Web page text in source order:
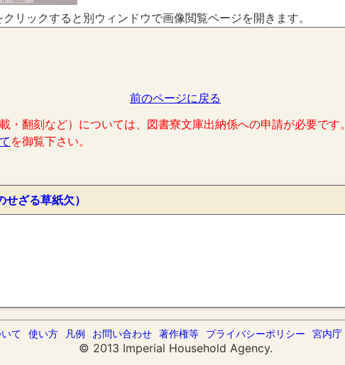
リックすると別ウィンドウで画像閲覧ページを開きます。
前のページに戻る
・翻刻など）については、図書寮文庫出納係への申請が必要です。
を御覧下さい。
ざる草紙欠）
て 使い方 凡例 お問い合わせ 著作権等 プライバシーポリシー 宮内庁
© 2013 Imperial Household Agency.